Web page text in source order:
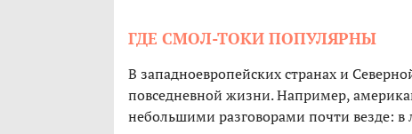
ГДЕ СМОЛ-ТОКИ ПОПУЛЯРНЫ
В западноевропейских странах и
повседневной жизни. Например,
небольшими разговорами почти везде: в